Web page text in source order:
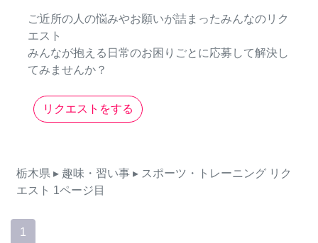
ご近所の人の悩みやお願いが詰まったみんなのリク
エスト
みんなが抱える日常のお困りごとに応募して解決し
てみませんか？
リクエストをする
栃木県 ▸ 趣味・習い事 ▸ スポーツ・トレーニング リク
エスト 1ページ目
1